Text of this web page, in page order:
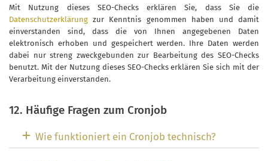
Mit Nutzung dieses SEO-Checks erklären Sie, dass Sie die
Datenschutzerklärung zur Kenntnis genommen haben und damit
einverstanden sind, dass die von Ihnen angegebenen Daten
elektronisch erhoben und gespeichert werden. Ihre Daten werden
dabei nur streng zweckgebunden zur Bearbeitung des SEO-Checks
benutzt. Mit der Nutzung dieses SEO-Checks erklären Sie sich mit der
Verarbeitung einverstanden.
12. Häufige Fragen zum Cronjob
Wie funktioniert ein Cronjob technisch?